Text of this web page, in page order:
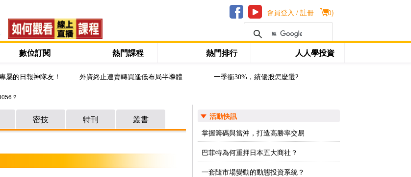
(0)
會員登入 / 註冊
數位訂閱 熱門課程 熱門排行 人人學投資
屬的日報神隊友！ 外資終止連賣轉買逢低布局半導體 一季衝30%，績優股怎麼選?
？
密技 特刊 叢書
活動快訊
掌握籌碼與當沖，打造高勝率交易
巴菲特為何重押日本五大商社？
一套隨市場變動的動態投資系統？